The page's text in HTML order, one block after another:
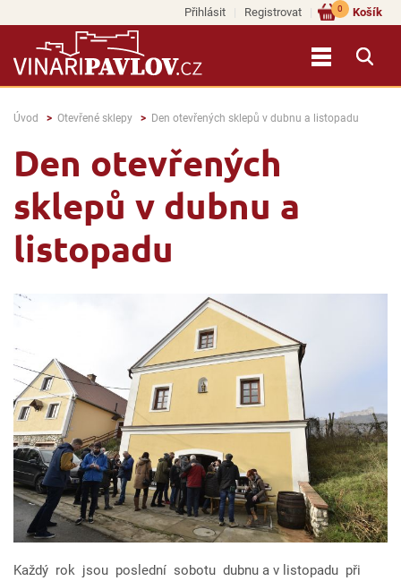
Přihlásit Registrovat Košík
0
Úvod Otevřené sklepy Den otevřených sklepů v dubnu a listopadu
Den otevřených
sklepů v dubnu a
listopadu
Každý rok jsou poslední sobotu dubnu a v listopadu při